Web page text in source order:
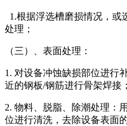
1.根据浮选槽磨损情况，或
处理；
（三）、表面处理：
1. 对设备冲蚀缺损部位进行
近的钢板/钢筋进行骨架焊接；
2. 物料、脱脂、除潮处理：
位进行清洗，去除设备表面